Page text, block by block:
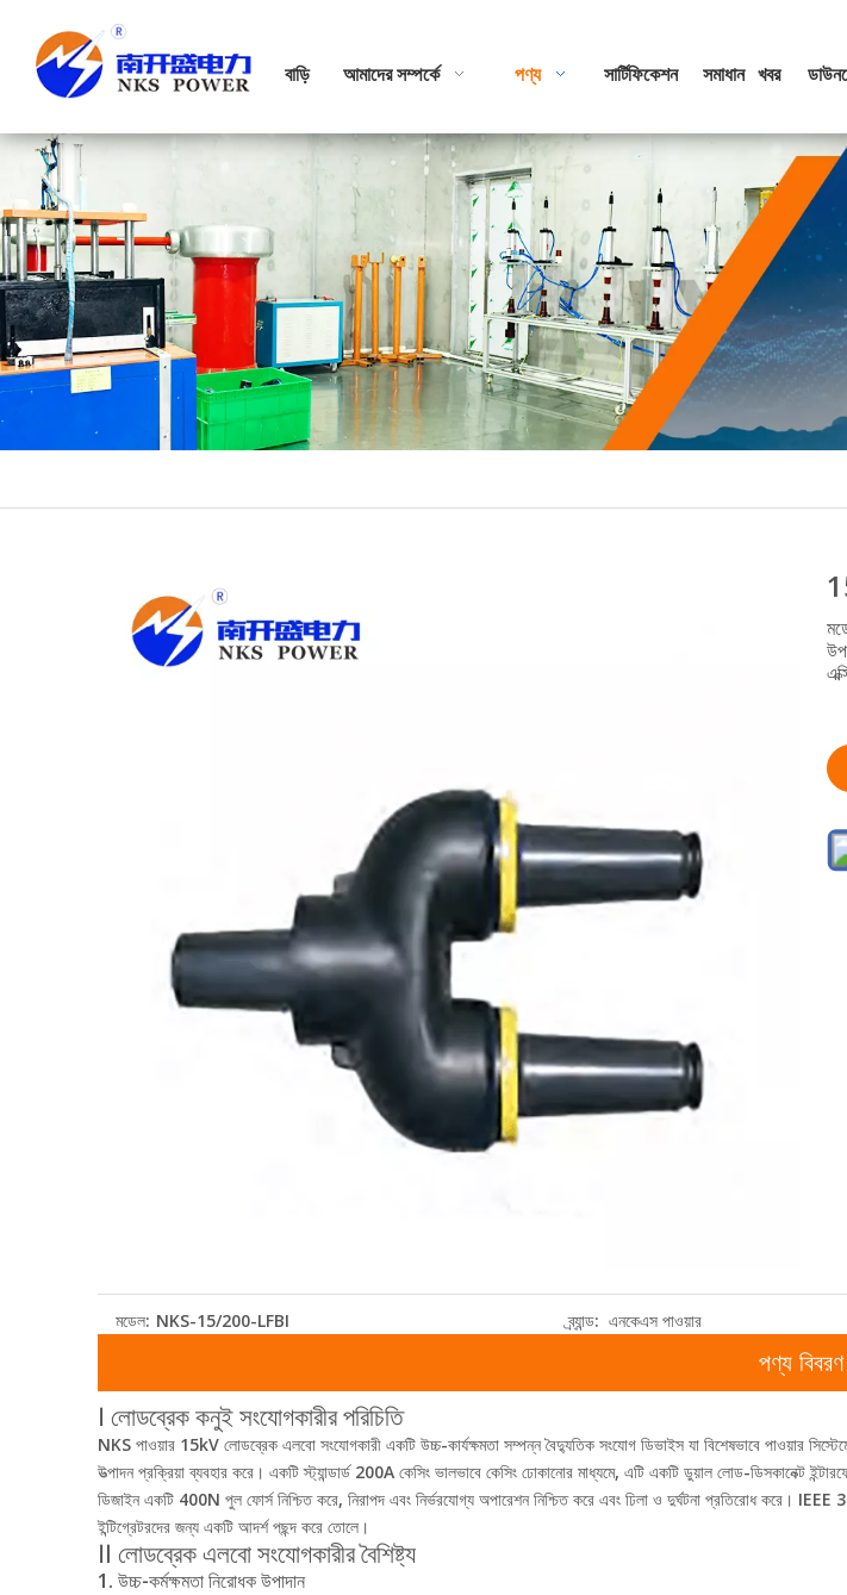
বাড়ি আমাদের সম্পর্কে পণ্য সার্টিফিকেশন সমাধান খবর
মডেল: NKS-15/200-LFBI ব্র্যান্ড: এনকেএস পাওয়ার
পণ্য বিবরণ
Ⅰ লোডব্রেক কনুই সংযোগকারীর পরিচিতি
NKS পাওয়ার 15kV লোডব্রেক এলবো সংযোগকারী একটি উচ্চ-কার্যক্ষমতা সম্পন্ন বৈদ্যুতিক সংযোগ ডিভাইস যা বিশেষভাবে পাওয়ার
উত্পাদন প্রক্রিয়া ব্যবহার করে। একটি স্ট্যান্ডার্ড 200A কেসিং ভালভাবে কেসিং ঢোকানোর মাধ্যমে, এটি একটি ডুয়াল লোড-ডিসকানেক্ট
ডিজাইন একটি 400N পুল ফোর্স নিশ্চিত করে, নিরাপদ এবং নির্ভরযোগ্য অপারেশন নিশ্চিত করে এবং ঢিলা ও দুর্ঘটনা প্রতিরোধ করে। IEEE
ইন্টিগ্রেটরদের জন্য একটি আদর্শ পছন্দ করে তোলে।
Ⅱ লোডব্রেক এলবো সংযোগকারীর বৈশিষ্ট্য
1. উচ্চ-কর্মক্ষমতা নিরোধক উপাদান